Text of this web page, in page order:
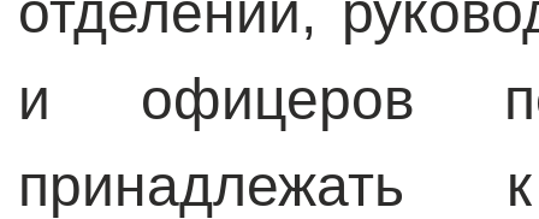
и офицеров
принадлежать